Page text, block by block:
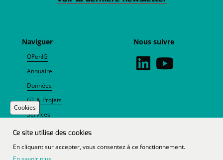
Naviguer
OPenIG
Annuaire
Données
GT & Projets
Services
Agenda
Nous suivre
Cookies
Ce site utilise des cookies
En cliquant sur accepter, vous consentez à ce fonctionnement.